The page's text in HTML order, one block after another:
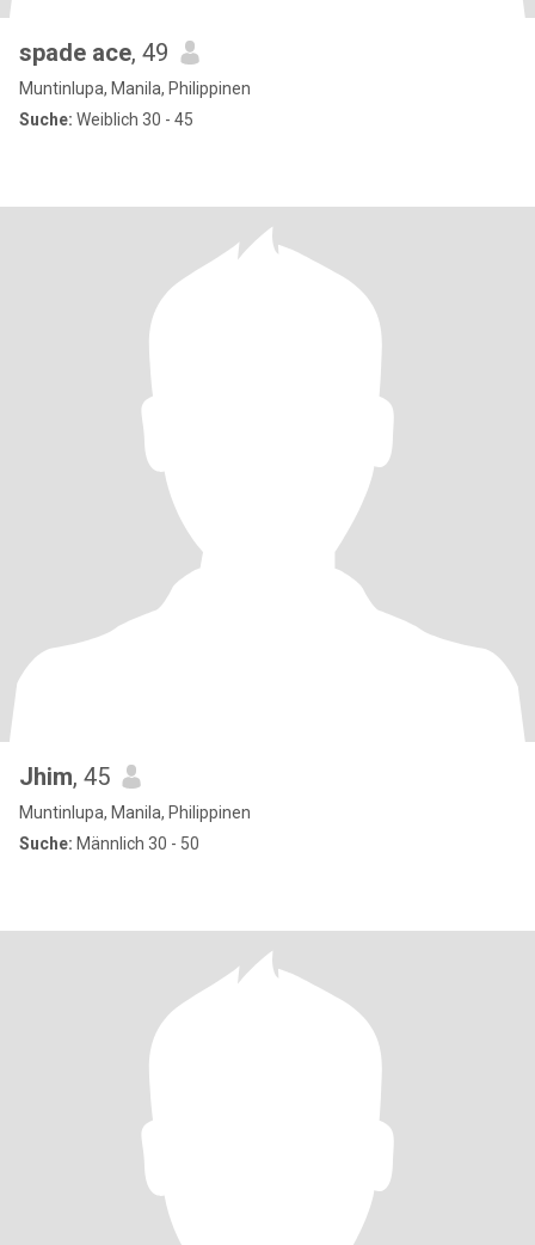
spade ace, 49
Muntinlupa, Manila, Philippinen
Suche: Weiblich 30 - 45
Jhim, 45
Muntinlupa, Manila, Philippinen
Suche: Männlich 30 - 50